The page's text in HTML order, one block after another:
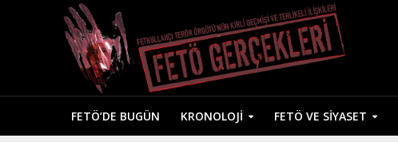
FETÖ’DE BUGÜN KRONOLOJI FETÖ VE SIYASET